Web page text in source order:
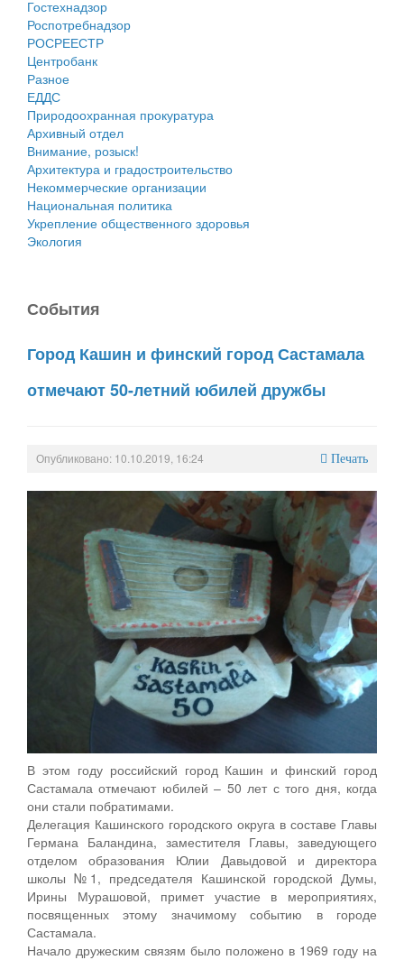
Собрание депутатов
Городское поселение
Сельские поселения
Гостехнадзор
Роспотребнадзор
РОСРЕЕСТР
Центробанк
Разное
ЕДДС
Природоохранная прокуратура
Архивный отдел
Внимание, розыск!
Архитектура и градостроительство
Некоммерческие организации
Национальная политика
Укрепление общественного здоровья
Экология
События
Город Кашин и финский город Састамала
отмечают 50-летний юбилей дружбы
Опубликовано: 10.10.2019, 16:24 Печать
В этом году российский город Кашин и финский город
Састамала отмечают юбилей – 50 лет с того дня, когда
они стали побратимами.
Делегация Кашинского городского округа в составе Главы
Германа Баландина, заместителя Главы, заведующего
отделом образования Юлии Давыдовой и директора
школы №1, председателя Кашинской городской Думы,
Ирины Мурашовой, примет участие в мероприятиях,
посвященных этому значимому событию в городе
Састамала.
Начало дружеским связям было положено в 1969 году на